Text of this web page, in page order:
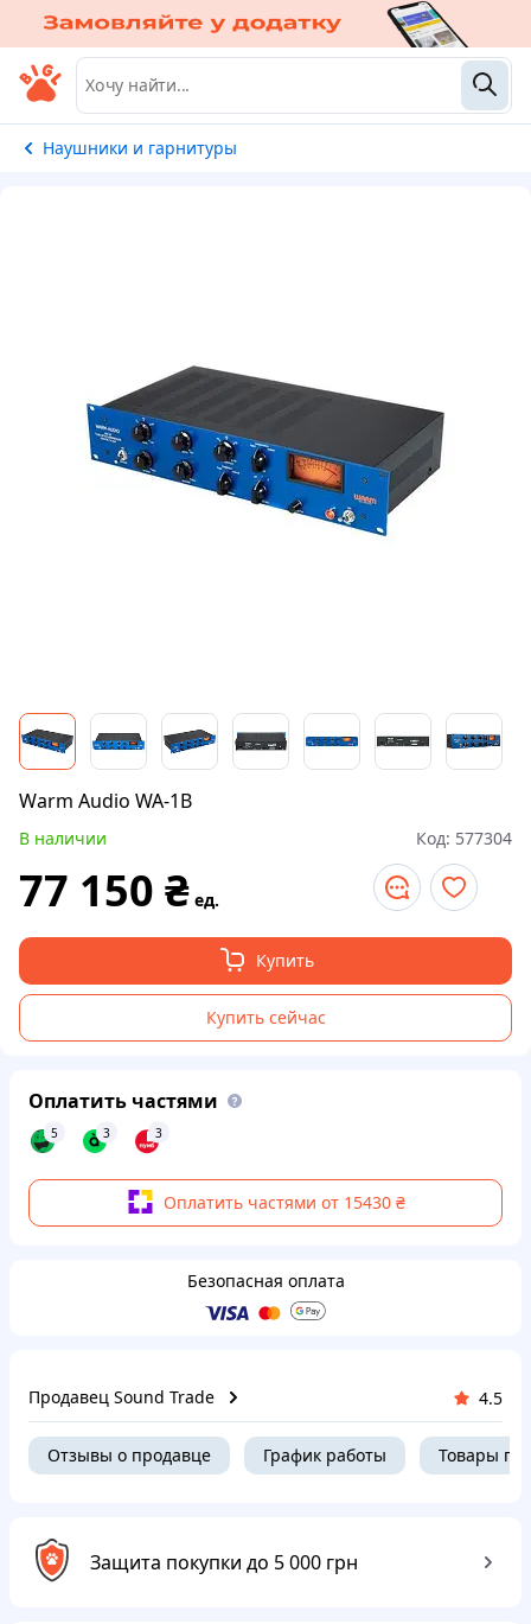
Наушники и гарнитуры
Warm Audio WA-1B
В наличии Код: 577304
77 150 ₴ ед.
Купить
Купить сейчас
Оплатить частями
5 3 3
Оплатить частями от 15430 ₴
Безопасная оплата
Продавец Sound Trade 4.5
Отзывы о продавце График работы Товары
Защита покупки до 5 000 грн